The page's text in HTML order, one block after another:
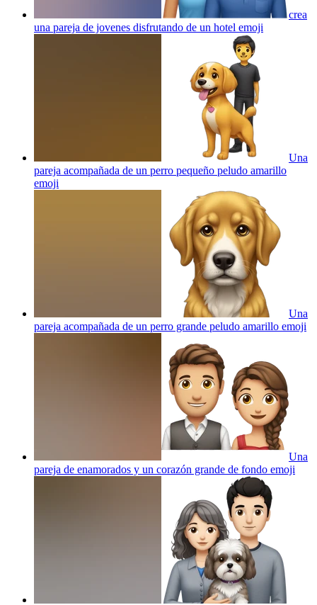
crea
una pareja de jovenes disfrutando de un hotel emoji
Una
pareja acompañada de un perro pequeño peludo amarillo
emoji
Una
pareja acompañada de un perro grande peludo amarillo emoji
Una
pareja de enamorados y un corazón grande de fondo emoji